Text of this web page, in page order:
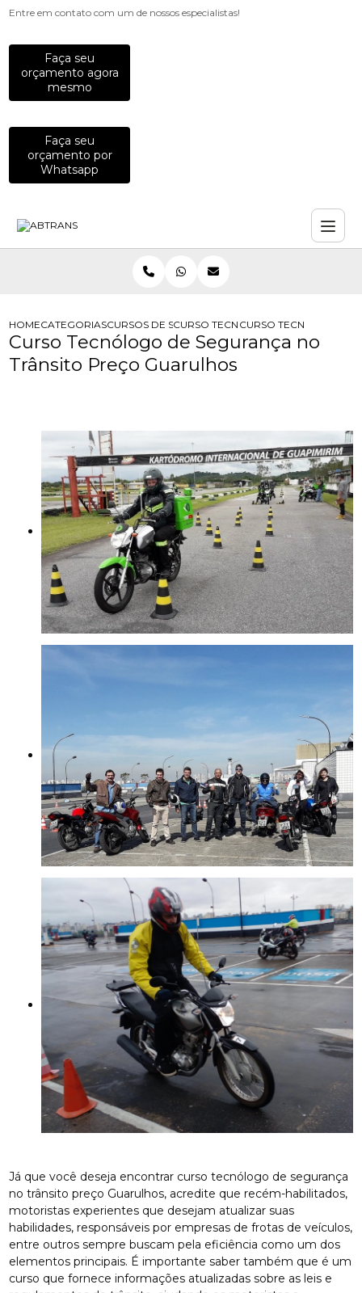
Entre em contato com um de nossos especialistas!
Faça seu
orçamento agora
mesmo
Faça seu
orçamento por
Whatsapp
HOMECATEGORIASCURSOS DE SEGURANCA NO TRANSITO
CURSO TECNOLOGO EM
CURSO TECNOLOGO
Curso Tecnólogo de Segurança no
Trânsito Preço Guarulhos
Já que você deseja encontrar curso tecnólogo de segurança
no trânsito preço Guarulhos, acredite que recém-habilitados,
motoristas experientes que desejam atualizar suas
habilidades, responsáveis por empresas de frotas de veículos,
entre outros sempre buscam pela eficiência como um dos
elementos principais. É importante saber também que é um
curso que fornece informações atualizadas sobre as leis e